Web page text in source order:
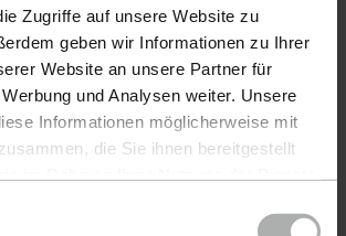
Zugriffe auf unsere Website zu
geben wir Informationen zu Ihrer
Website an unsere Partner für
und Analysen weiter. Unsere
Informationen möglicherweise mit
die Sie ihnen bereitgestellt
Cookies finden Sie unter